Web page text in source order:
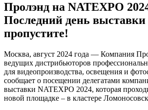
Пролэнд на NATEXPO
Последний день выставки
пропустите!
Москва, август 2024 года — Компания
ведущих дистрибьюторов
для видеопроизводства, освещения и
сообщает о посещении делегатами
выставки NATEXPO 2024, которая
новой площадке – в кластере